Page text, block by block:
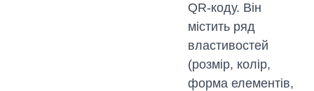
QR-коду. Він
містить ряд
властивостей
(розмір, колір,
форма елементів,